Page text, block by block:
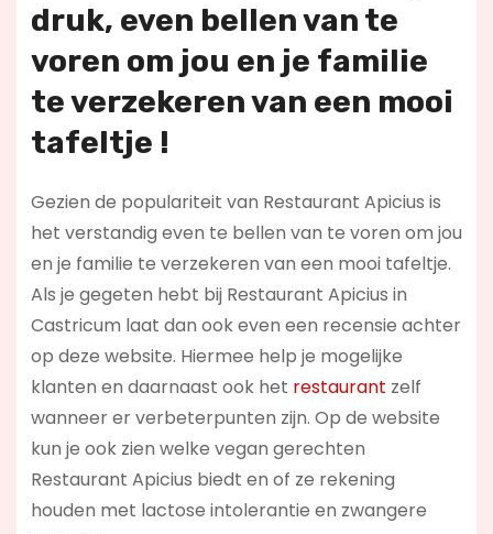
druk, even bellen van te
voren om jou en je familie
te verzekeren van een mooi
tafeltje !
Gezien de populariteit van Restaurant Apicius is
het verstandig even te bellen van te voren om jou
en je familie te verzekeren van een mooi tafeltje.
Als je gegeten hebt bij Restaurant Apicius in
Castricum laat dan ook even een recensie achter
op deze website. Hiermee help je mogelijke
klanten en daarnaast ook het restaurant zelf
wanneer er verbeterpunten zijn. Op de website
kun je ook zien welke vegan gerechten
Restaurant Apicius biedt en of ze rekening
houden met lactose intolerantie en zwangere